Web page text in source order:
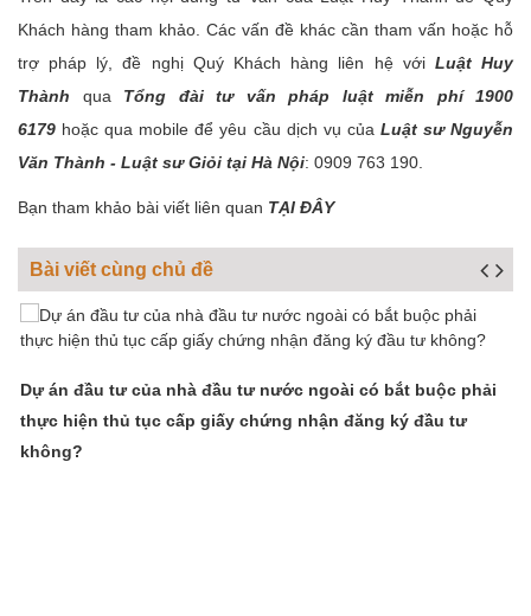
Khách hàng tham khảo. Các vấn đề khác cần tham vấn hoặc hỗ
trợ pháp lý, đề nghị Quý Khách hàng liên hệ với Luật Huy
Thành qua Tổng đài tư vấn pháp luật miễn phí 1900
6179 hoặc qua mobile để yêu cầu dịch vụ của Luật sư Nguyễn
Văn Thành - Luật sư Giỏi tại Hà Nội: 0909 763 190.
Bạn tham khảo bài viết liên quan TẠI ĐÂY
Bài viết cùng chủ đề
Dự án đầu tư của nhà đầu tư nước ngoài có bắt buộc phải
thực hiện thủ tục cấp giấy chứng nhận đăng ký đầu tư
không?